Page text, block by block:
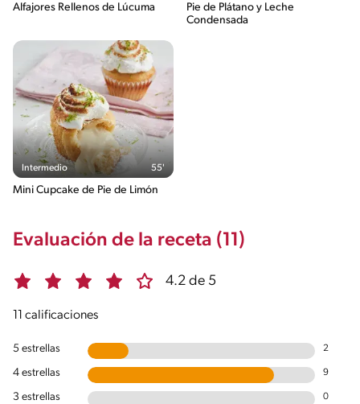
Alfajores Rellenos de Lúcuma
Pie de Plátano y Leche
Condensada
Intermedio 55'
Mini Cupcake de Pie de Limón
Evaluación de la receta (11)
4.2 de 5
11 calificaciones
5 estrellas 2
4 estrellas 9
3 estrellas 0